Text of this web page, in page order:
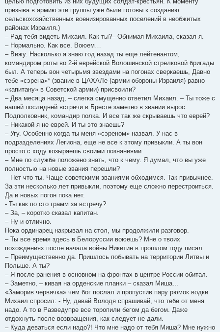
призыва в армию эти группы уже были готовы к созданию
сельскохозяйственных военизированных поселений в необжитых
районах Израиля.)
– Рад тебя видеть Михаил. Как ты?– Обнимая Михаила, сказал я.
– Нормально. Как все. Воюем…
– Вижу. Насколько я знаю год назад ты еще лейтенантом,
командиром роты во 2-й еврейской Волошинской стрелковой бригады
был. А теперь вон четырьмя звездами на погонах сверкаешь, Давно
тебе «сэрeна»* (звание в ЦАХАЛе (армии обороны Израиля) равно
«капитану» в Советской армии) присвоили?
– Два месяца назад, – слегка смущенно ответил Михаил. – Ты тоже с
нашей последней встречи в Бресте заметно в звании вырос.
Подполковник, командир полка. И все так же скрываешь что еврей?
– Никакой я не еврей. И ты это знаешь?
– Угу. Особенно когда ты меня «сэрeном» назвал. У нас в
подразделениях Легиона, еще не все к этому привыкли. А ты вон
просто с ходу козыряешь своими познаниями.
– Мне по службе положено знать, что к чему. Я думал, что вы уже
полностью на новые звания перешли?
– Нет что ты. Чаще советскими званиями обходимся. Так привычнее.
За эти несколько лет привыкли, поэтому еще сложно перестроиться.
Да и новых погон пока нет.
- Ты как по сто грамм за встречу?
– За, – коротко сказал капитан.
– Ну и отлично.
Пока ординарец накрывал на стол, мы продолжили разговор.
– Ты все время здесь в Белоруссии воюешь? Мне о твоих
похождениях после начала войны Никитин в прошлом году писал.
– Преимущественно да. Пришлось побывать на территории Литвы и
Польше. А ты?
– Я после ранения в основном на фронтах в центре России обитал.
– Заметно, – кивая на орденские планки – сказал Миша...
«Заморив червячка» чем бог послал и пропустив пару рюмок водки
Михаил спросил: - Ну, давай Володя спрашивай, что тебе от меня
надо. А то в Разведупре все торопили бегом да бегом. Даже
отдохнуть после возвращения, как следует не дали.
– Куда деваться если надо?! Что мне надо от тебя Миша? Мне нужно